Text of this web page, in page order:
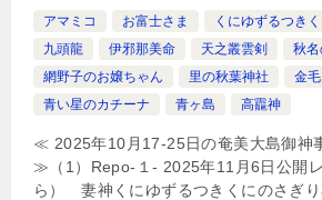
アマミコ
お富士さま
くにゆずるつき
九頭龍
伊邪那美命 天之叢雲剣
秋
網野子のお嬢ちゃん
里の秋葉神社
金
青い星のカチーナ
青ヶ島 高龗神
≪ 2025年10月17-25日の奄美大島御神
≫（1）Repo-１- 2025年11月6日公開
ら） 妻神くにゆずるつきくにのさぎり